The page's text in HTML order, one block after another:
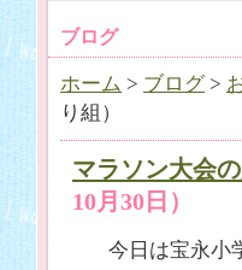
ブログ
ホーム > ブログ>
り組）
マラソン大会
10月30日）
今日は宝永小